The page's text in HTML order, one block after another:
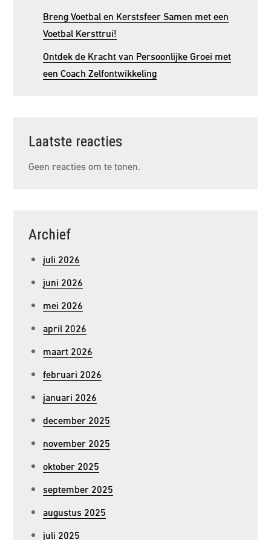
Breng Voetbal en Kerstsfeer Samen met een
Voetbal Kersttrui!
Ontdek de Kracht van Persoonlijke Groei met
een Coach Zelfontwikkeling
Laatste reacties
Geen reacties om te tonen.
Archief
juli 2026
juni 2026
mei 2026
april 2026
maart 2026
februari 2026
januari 2026
december 2025
november 2025
oktober 2025
september 2025
augustus 2025
juli 2025